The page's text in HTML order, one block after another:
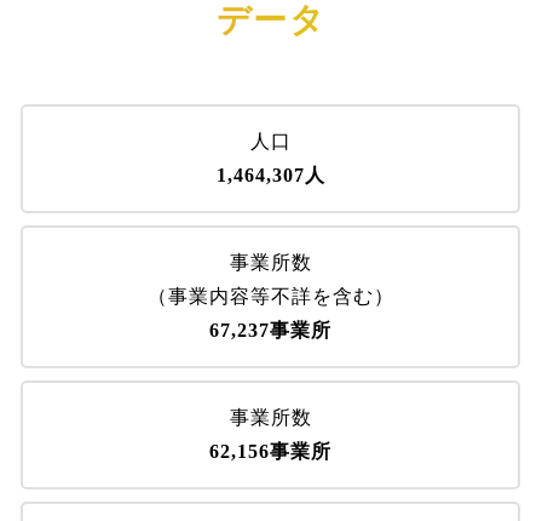
データ
人口
1,464,307人
事業所数
（事業内容等不詳を含む）
67,237事業所
事業所数
62,156事業所